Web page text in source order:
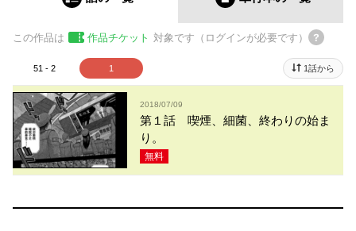
この作品は 作品チケット 対象です（ログインが必要です）
51 - 2 1 1話から
2018/07/09
第１話 喫煙、細菌、終わりの始ま
り。
無料